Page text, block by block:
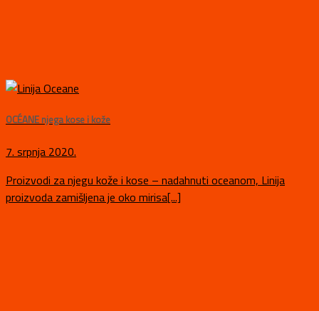
OCÉANE njega kose i kože
7. srpnja 2020.
Proizvodi za njegu kože i kose – nadahnuti oceanom, Linija
proizvoda zamišljena je oko mirisa[...]